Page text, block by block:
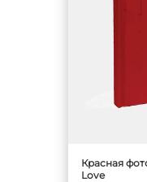
Красная
Love